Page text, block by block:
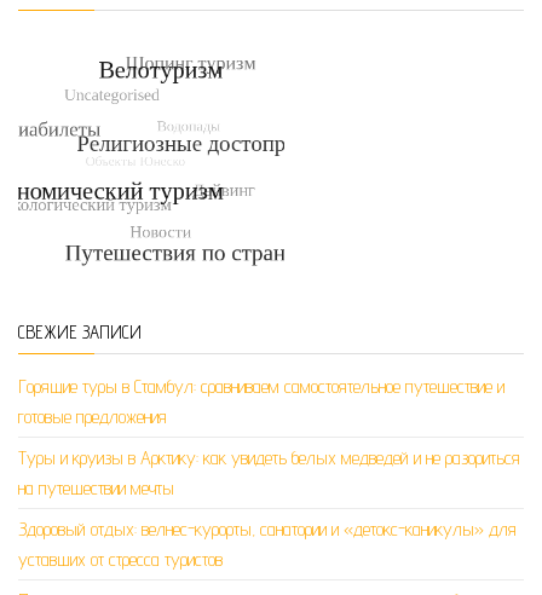
СВЕЖИЕ ЗАПИСИ
Горящие туры в Стамбул: сравниваем самостоятельное путешествие и
готовые предложения
Туры и круизы в Арктику: как увидеть белых медведей и не разориться
на путешествии мечты
Здоровый отдых: велнес-курорты, санатории и «детокс-каникулы» для
уставших от стресса туристов